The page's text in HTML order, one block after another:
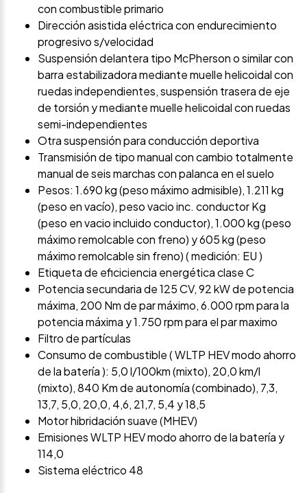
con combustible primario
Dirección asistida eléctrica con endurecimiento
progresivo s/velocidad
Suspensión delantera tipo McPherson o similar con
barra estabilizadora mediante muelle helicoidal con
ruedas independientes, suspensión trasera de eje
de torsión y mediante muelle helicoidal con ruedas
semi-independientes
Otra suspensión para conducción deportiva
Transmisión de tipo manual con cambio totalmente
manual de seis marchas con palanca en el suelo
Pesos: 1.690 kg (peso máximo admisible), 1.211 kg
(peso en vacío), peso vacio inc. conductor Kg
(peso en vacio incluido conductor), 1.000 kg (peso
máximo remolcable con freno) y 605 kg (peso
máximo remolcable sin freno) ( medición: EU )
Etiqueta de eficiciencia energética clase C
Potencia secundaria de 125 CV, 92 kW de potencia
máxima, 200 Nm de par máximo, 6.000 rpm para la
potencia máxima y 1.750 rpm para el par maximo
Filtro de partículas
Consumo de combustible ( WLTP HEV modo ahorro
de la batería ): 5,0 l/100km (mixto), 20,0 km/l
(mixto), 840 Km de autonomía (combinado), 7,3,
13,7, 5,0, 20,0, 4,6, 21,7, 5,4 y 18,5
Motor hibridación suave (MHEV)
Emisiones WLTP HEV modo ahorro de la batería y
114,0
Sistema eléctrico 48